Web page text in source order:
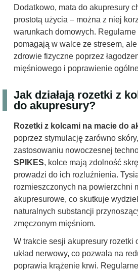
Dodatkowo, mata do akupresury
prostotą użycia – można z niej
warunkach domowych.
pomagają w walce ze stresem,
zdrowie fizyczne poprzez
mięśniowego i poprawienie
Jak działają rozetki z
do akupresury?
Rozetki z kolcami na macie do
poprzez stymulację zarówno
zastosowaniu nowoczesnej
SPIKES, kolce mają zdolność
prowadzi do ich rozluźnienia.
rozmieszczonych na powierzchni
akupresurowe, co skutkuje
naturalnych substancji
zmęczonym mięśniom.
W trakcie sesji akupresury rozetki
układ nerwowy, co pozwala na
poprawia krążenie krwi.